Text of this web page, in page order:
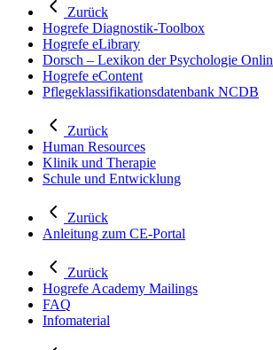
Zurück
Hogrefe Diagnostik-Toolbox
Hogrefe eLibrary
Dorsch – Lexikon der Psychologie
Hogrefe eContent
Pflegeklassifikationsdatenbank NCDB
Zurück
Human Resources
Klinik und Therapie
Schule und Entwicklung
Zurück
Anleitung zum CE-Portal
Zurück
Hogrefe Academy Mailings
FAQ
Infomaterial